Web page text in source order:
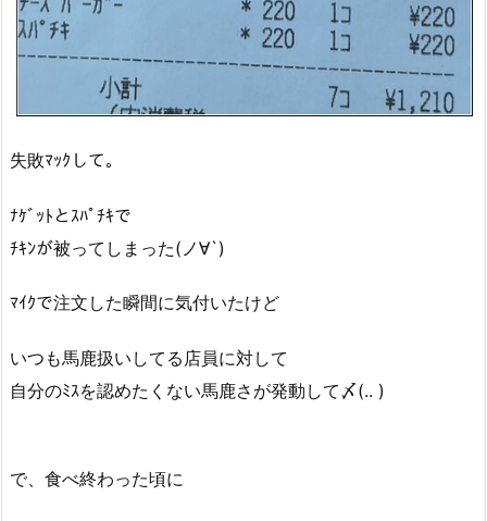
失敗ﾏｯｸして。
ﾅｹﾞｯﾄとｽﾊﾟﾁｷで
ﾁｷﾝが被ってしまった(ノ∀`)
ﾏｲｸで注文した瞬間に気付いたけど
いつも馬鹿扱いしてる店員に対して
自分のﾐｽを認めたくない馬鹿さが発動して〆(.. )
で、食べ終わった頃に